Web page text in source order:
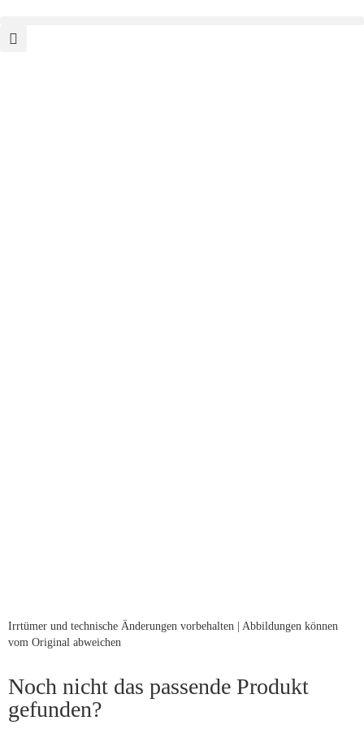
Irrtümer und technische Änderungen vorbehalten | Abbildungen können
vom Original abweichen
Noch nicht das passende Produkt
gefunden?